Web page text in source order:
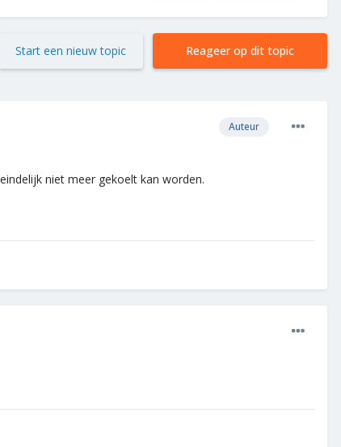
Reageer op dit topic
Start een nieuw topic
Auteur
niet meer gekoelt kan worden.